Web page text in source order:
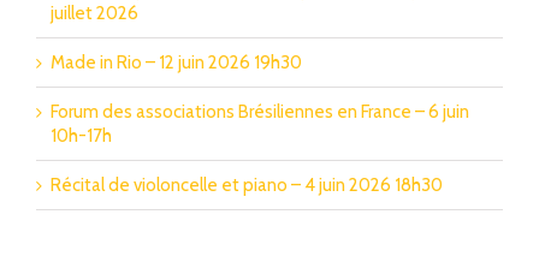
juillet 2026
Made in Rio – 12 juin 2026 19h30
Forum des associations Brésiliennes en France – 6 juin
10h-17h
Récital de violoncelle et piano – 4 juin 2026 18h30